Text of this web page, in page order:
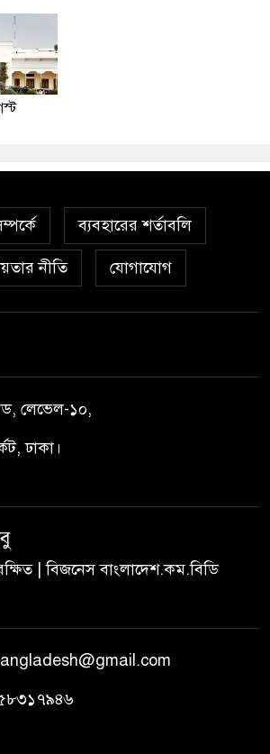
ব্যবহারের শর্তাবলি
নীতি যোগাযোগ
লেভেল-১০,
ঢাকা।
| বিজনেস বাংলাদেশ.কম.বিডি